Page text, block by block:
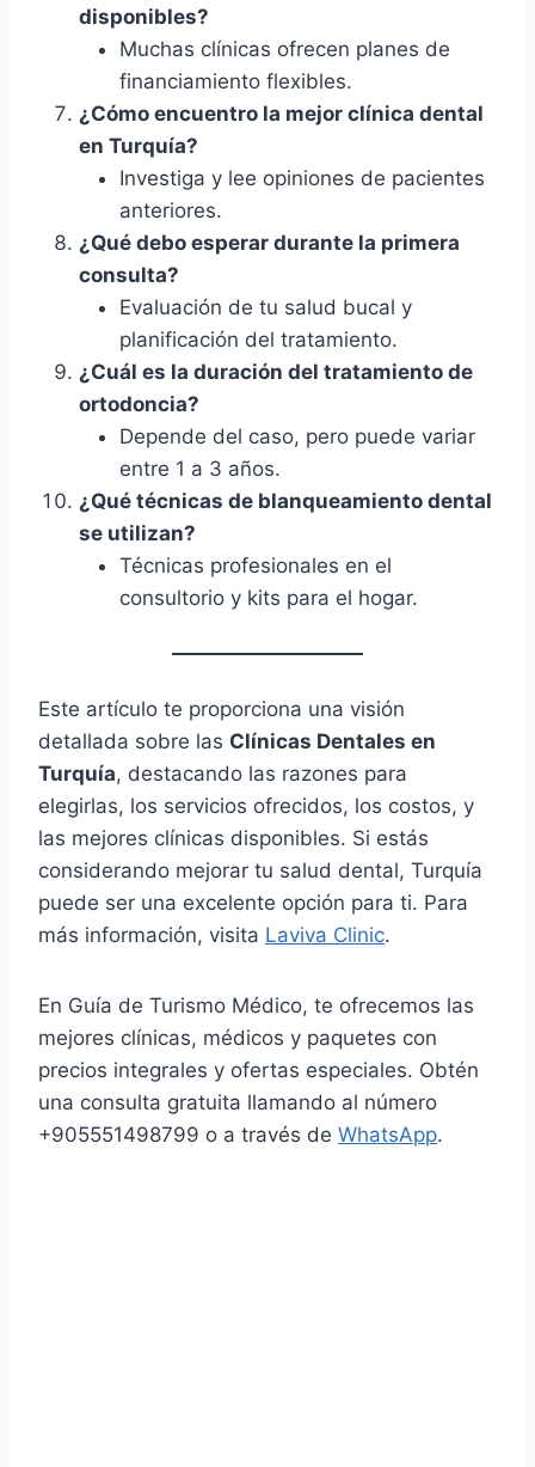
disponibles?
Muchas clínicas ofrecen planes de
financiamiento flexibles.
¿Cómo encuentro la mejor clínica dental
en Turquía?
Investiga y lee opiniones de pacientes
anteriores.
¿Qué debo esperar durante la primera
consulta?
Evaluación de tu salud bucal y
planificación del tratamiento.
¿Cuál es la duración del tratamiento de
ortodoncia?
Depende del caso, pero puede variar
entre 1 a 3 años.
¿Qué técnicas de blanqueamiento dental
se utilizan?
Técnicas profesionales en el
consultorio y kits para el hogar.
Este artículo te proporciona una visión
detallada sobre las Clínicas Dentales en
Turquía, destacando las razones para
elegirlas, los servicios ofrecidos, los costos, y
las mejores clínicas disponibles. Si estás
considerando mejorar tu salud dental, Turquía
puede ser una excelente opción para ti. Para
más información, visita Laviva Clinic.
En Guía de Turismo Médico, te ofrecemos las
mejores clínicas, médicos y paquetes con
precios integrales y ofertas especiales. Obtén
una consulta gratuita llamando al número
+905551498799 o a través de WhatsApp.